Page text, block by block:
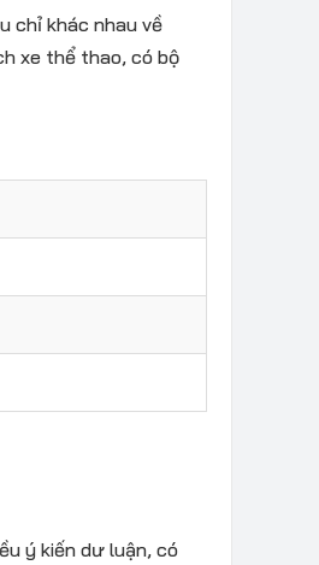
chỉ khác nhau về
xe thể thao, có bộ
ý kiến dư luận, có